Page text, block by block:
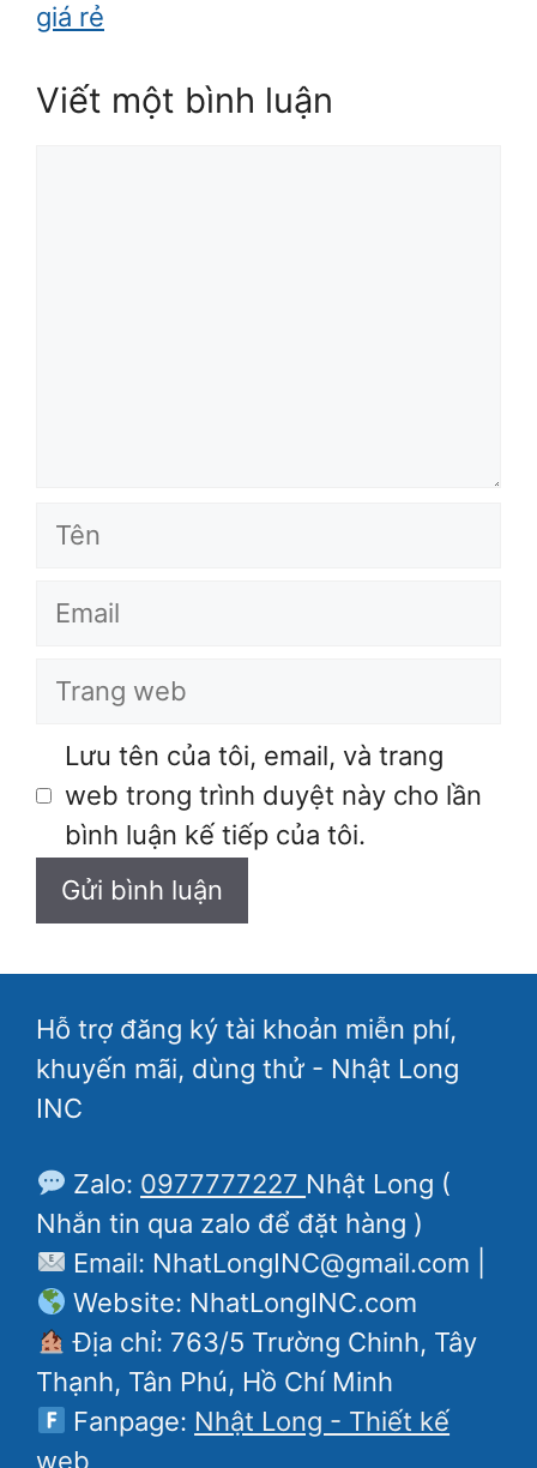
giá rẻ
Viết một bình luận
Tên
Email
Trang
Lưu tên của tôi, email, và trang
web trong trình duyệt này cho lần
bình luận kế tiếp của tôi.
Hỗ trợ đăng ký tài khoản miễn phí,
khuyến mãi, dùng thử - Nhật Long
INC
Zalo: 0977777227 Nhật Long (
Nhắn tin qua zalo để đặt hàng )
Email: NhatLongINC@gmail.com |
Website: NhatLongINC.com
Địa chỉ: 763/5 Trường Chinh, Tây
Thạnh, Tân Phú, Hồ Chí Minh
Fanpage: Nhật Long - Thiết kế
web